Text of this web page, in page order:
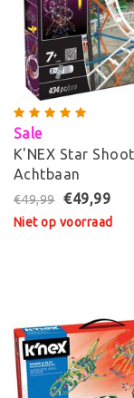
Sale
K'NEX Star
Achtbaan
€49,99 €49,99
Niet op voorraad